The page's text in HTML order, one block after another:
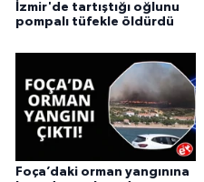
İzmir'de tartıştığı oğlunu
pompalı tüfekle öldürdü
Foça’daki orman yangınına